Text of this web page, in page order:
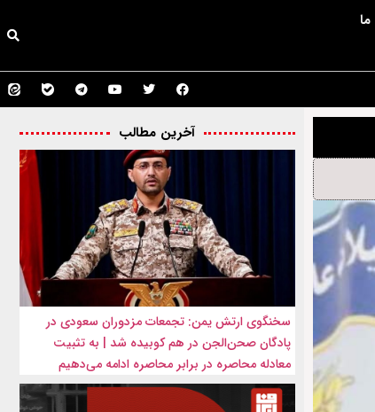
ما
آخرین مطالب
سخنگوی ارتش یمن: تجمعات مزدوران سعودی در
پادگان صحن‌الجن در هم کوبیده شد | به تثبیت
معادله محاصره در برابر محاصره ادامه می‌دهیم